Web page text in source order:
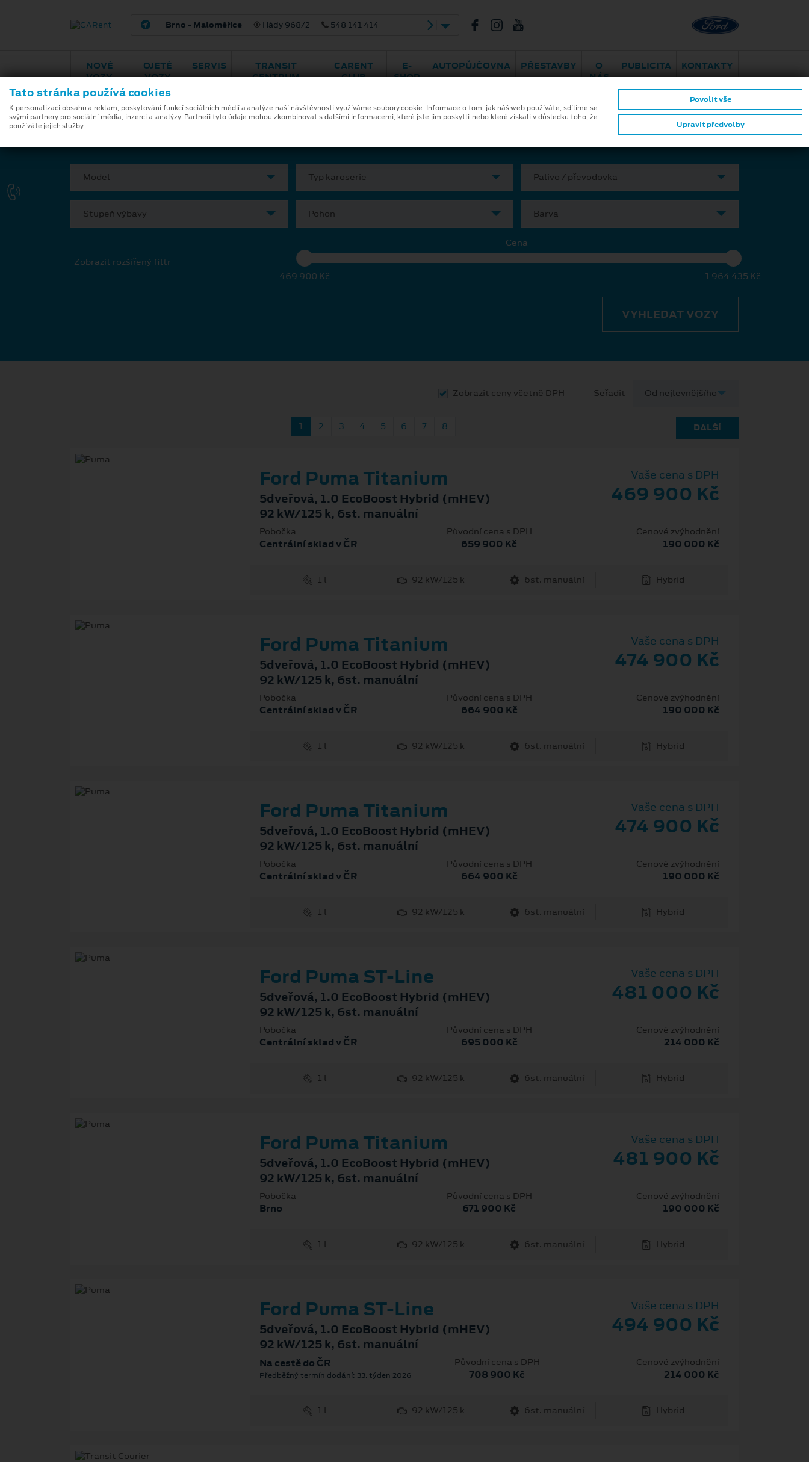
Brno - Maloměřice Hády 968/2 548 141 414 Brno - Juliánov
NOVÉ
VOZY
Modely Zvýhodněná nabídka a financování Skladové vozy Elektromobilita Aplikace Ford
OJETÉ
VOZY
SERVIS
TRANSIT
CENTRUM
CARENT
CLUB
E-
SHOP
AUTOPŮJČOVNA PŘESTAVBY
O
NÁS
PUBLICITA KONTAKTY
VYBERTE SI VÁŠ VŮZ
Model Typ karoserie Palivo / převodovka
Stupeň výbavy Pohon Barva
Zobrazit rozšířený filtr
Cena
469 900 Kč 1 964 435 Kč
VYHLEDAT VOZY
Zobrazit ceny včetně DPH Seřadit
1 2 3 4 5 6 7 8 DALŠÍ
Ford Puma Titanium
5dveřová, 1.0 EcoBoost Hybrid (mHEV)
92 kW/125 k, 6st. manuální
Vaše cena s DPH
469 900 Kč
Pobočka
Centrální sklad v ČR
Původní cena s DPH
659 900 Kč
Cenové zvýhodnění
190 000 Kč
1 l 92 kW/125 k 6st. manuální Hybrid
Ford Puma Titanium
5dveřová, 1.0 EcoBoost Hybrid (mHEV)
92 kW/125 k, 6st. manuální
Vaše cena s DPH
474 900 Kč
Pobočka
Centrální sklad v ČR
Původní cena s DPH
664 900 Kč
Cenové zvýhodnění
190 000 Kč
1 l 92 kW/125 k 6st. manuální Hybrid
Ford Puma Titanium
5dveřová, 1.0 EcoBoost Hybrid (mHEV)
92 kW/125 k, 6st. manuální
Vaše cena s DPH
474 900 Kč
Pobočka
Centrální sklad v ČR
Původní cena s DPH
664 900 Kč
Cenové zvýhodnění
190 000 Kč
1 l 92 kW/125 k 6st. manuální Hybrid
Ford Puma ST-Line
5dveřová, 1.0 EcoBoost Hybrid (mHEV)
92 kW/125 k, 6st. manuální
Vaše cena s DPH
481 000 Kč
Pobočka
Centrální sklad v ČR
Původní cena s DPH
695 000 Kč
Cenové zvýhodnění
214 000 Kč
1 l 92 kW/125 k 6st. manuální Hybrid
Ford Puma Titanium
5dveřová, 1.0 EcoBoost Hybrid (mHEV)
92 kW/125 k, 6st. manuální
Vaše cena s DPH
481 900 Kč
Pobočka
Brno
Původní cena s DPH
671 900 Kč
Cenové zvýhodnění
190 000 Kč
1 l 92 kW/125 k 6st. manuální Hybrid
Ford Puma ST-Line
5dveřová, 1.0 EcoBoost Hybrid (mHEV)
92 kW/125 k, 6st. manuální
Vaše cena s DPH
494 900 Kč
Na cestě do ČR
Předběžný termín dodání: 33. týden 2026
Původní cena s DPH
708 900 Kč
Cenové zvýhodnění
214 000 Kč
1 l 92 kW/125 k 6st. manuální Hybrid
Tato stránka používá cookies
K personalizaci obsahu a reklam, poskytování funkcí sociálních médií a analýze naší návštěvnosti využíváme soubory cookie. Informace o tom, jak náš web používáte, sdílíme se
svými partnery pro sociální média, inzerci a analýzy. Partneři tyto údaje mohou zkombinovat s dalšími informacemi, které jste jim poskytli nebo které získali v důsledku toho, že
používáte jejich služby.
Upravit předvolby
Povolit vše